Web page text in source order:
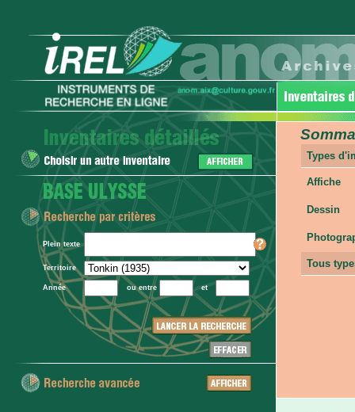
Plein texte
Territoire
Année ou entre et
Types
Affiche
Dessin
Tous